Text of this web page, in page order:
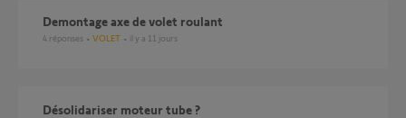
Demontage axe de volet roulant
4 réponses VOLET il y a 11 jours
Désolidariser moteur tube ?